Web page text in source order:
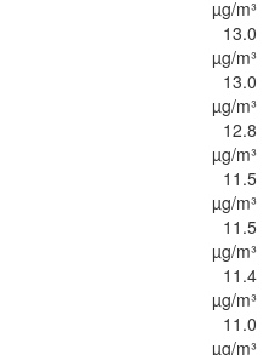
µg/m³
13.0
µg/m³
13.0
µg/m³
12.8
µg/m³
11.5
µg/m³
11.5
µg/m³
11.4
µg/m³
11.0
µg/m³